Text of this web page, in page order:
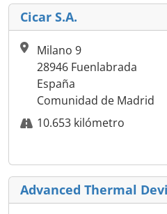
Cicar S.A.
Milano 9
28946 Fuenlabrada
España
Comunidad de Madrid
10.653 kilómetro
Advanced Thermal